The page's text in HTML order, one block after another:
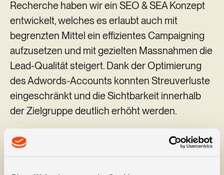
Recherche haben wir ein SEO & SEA Konzept
entwickelt, welches es erlaubt auch mit
begrenzten Mittel ein effizientes Campaigning
aufzusetzen und mit gezielten Massnahmen die
Lead-Qualität steigert. Dank der Optimierung
des Adwords-Accounts konnten Streuverluste
eingeschränkt und die Sichtbarkeit innerhalb
der Zielgruppe deutlich erhöht werden.
On-Site lag der Fokus neben der
Modernisierung des Layouts auf der Schärfung